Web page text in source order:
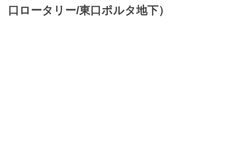
口ロータリー/東口ポルタ地下）